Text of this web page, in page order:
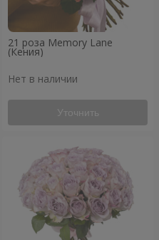
21 роза Memory Lane
(Кения)
Нет в наличии
Уточнить